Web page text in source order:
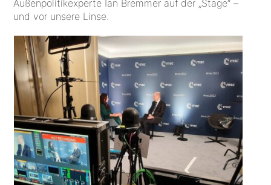
Außenpolitikexperte Ian Bremmer auf der „Stage“ –
und vor unsere Linse.